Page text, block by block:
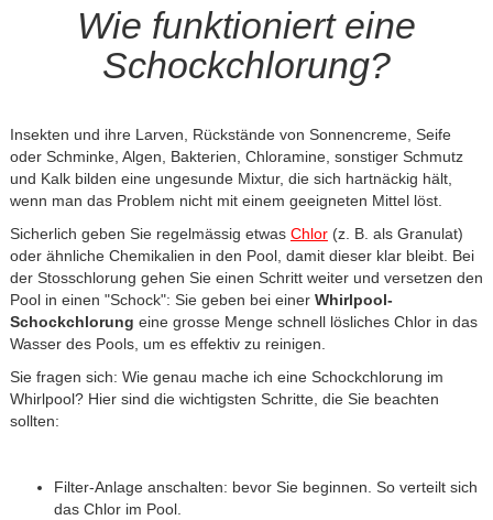
Wie funktioniert eine
Schockchlorung?
Insekten und ihre Larven, Rückstände von Sonnencreme, Seife
oder Schminke, Algen, Bakterien, Chloramine, sonstiger Schmutz
und Kalk bilden eine ungesunde Mixtur, die sich hartnäckig hält,
wenn man das Problem nicht mit einem geeigneten Mittel löst.
Sicherlich geben Sie regelmässig etwas Chlor(z. B. als Granulat)
oder ähnliche Chemikalien in den Pool, damit dieser klar bleibt. Bei
der Stosschlorung gehen Sie einen Schritt weiter und versetzen den
Pool in einen "Schock": Sie geben bei einer Whirlpool-
Schockchlorung eine grosse Menge schnell lösliches Chlor in das
Wasser des Pools, um es effektiv zu reinigen.
Sie fragen sich: Wie genau mache ich eine Schockchlorung im
Whirlpool? Hier sind die wichtigsten Schritte, die Sie beachten
sollten:
Filter-Anlage anschalten: bevor Sie beginnen. So verteilt sich
das Chlor im Pool.